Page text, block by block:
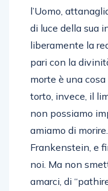
l’Uomo,
di luce della sua
liberamente la
pari con la
morte è una
torto, invece, il
non possiamo
amiamo di
Frankenstein, e
noi. Ma non
amarci, di